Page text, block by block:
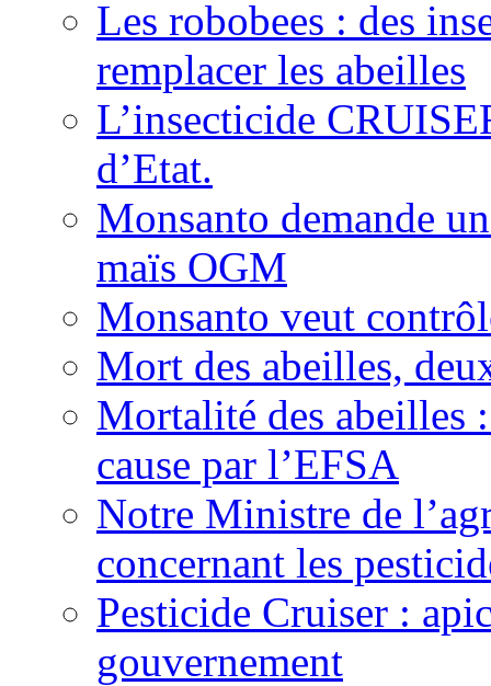
Les robobees : des
remplacer les abeilles
L’insecticide
d’Etat.
Monsanto demande
maïs OGM
Monsanto veut
Mort des abeilles,
Mortalité des abeilles
cause par l’EFSA
Notre Ministre de
concernant les
Pesticide Cruiser :
gouvernement